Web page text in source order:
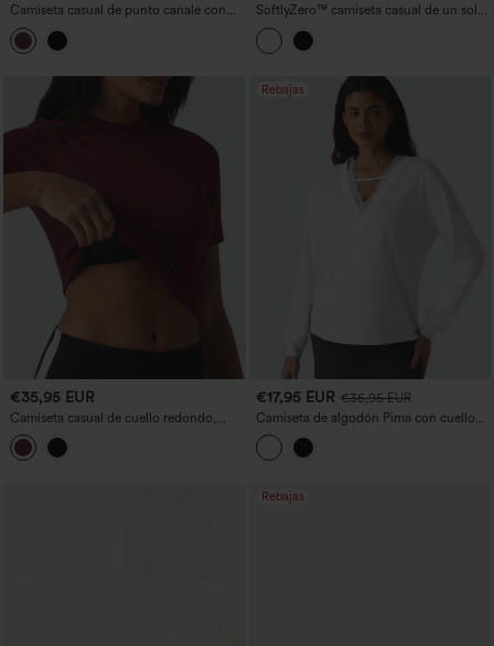
Camiseta casual de punto canalé con
cuello redondo, apertura (cut-out),
manga corta y sujetador integrado.
SoftlyZero™ camiseta casual de un solo
hombro, ligera y fruncida, con abertura
y sujetador integrado, tacto fresco.
€35,95 EUR
Camiseta casual de cuello redondo,
manga corta y sujetador integrado
Rebajas
€17,95 EUR €35,95 EUR
Camiseta de algodón Pima con cuello
en V, encaje a contraste, manga larga,
estilo casual
Rebajas